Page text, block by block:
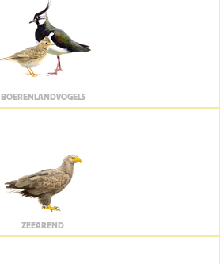
BOERENLANDVOGELS
ZEEAREND